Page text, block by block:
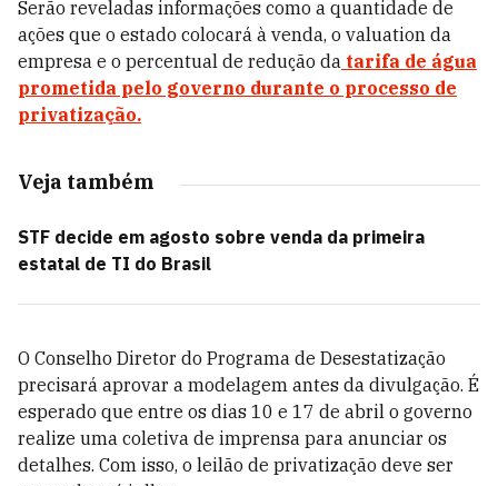
Serão reveladas informações como a quantidade de
ações que o estado colocará à venda, o valuation da
empresa e o percentual de redução da tarifa de água
prometida pelo governo durante o processo de
privatização.
Veja também
STF decide em agosto sobre venda da primeira
estatal de TI do Brasil
O Conselho Diretor do Programa de Desestatização
precisará aprovar a modelagem antes da divulgação. É
esperado que entre os dias 10 e 17 de abril o governo
realize uma coletiva de imprensa para anunciar os
detalhes. Com isso, o leilão de privatização deve ser